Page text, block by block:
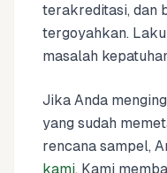
terakreditasi, dan
tergoyahkan.
masalah
Jika Anda
yang sudah
rencana sampel,
kami. Kami